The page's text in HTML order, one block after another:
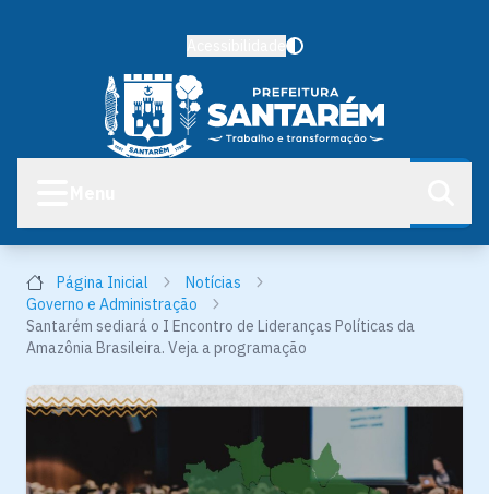
Página Inicial
Notícias
Governo e Administração
Santarém sediará o I Encontro de Lideranças Políticas da
Amazônia Brasileira. Veja a programação